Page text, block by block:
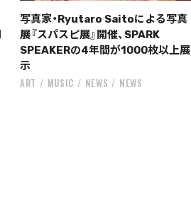
写真家・Ryutaro Saitoによる写真
展『スパスピ展』開催、SPARK
SPEAKERの4年間が1000枚以上展
示
ART MUSIC NEWS NEWS